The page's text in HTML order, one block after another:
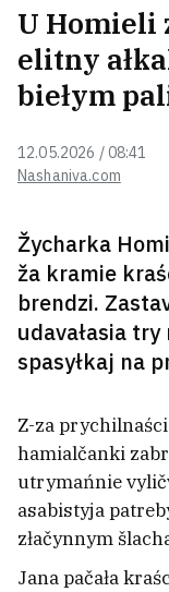
Nashaniva.com
12.05.2026 / 08:41
U Homieli
elitny
biełym
Žycharka
ža kramie
brendzi.
udavałasia try
spasyłkaj na
Z-za
hamialčanki
utrymańnie
asabistyja
złačynnym
Jana pačała
mianie ź
nie pakinu
U Biełarusi ŭžo
«Pačynaju
žyvuć u
lubiać
bum prynosić
U centry
prodaž viadomy
U
čałavieki